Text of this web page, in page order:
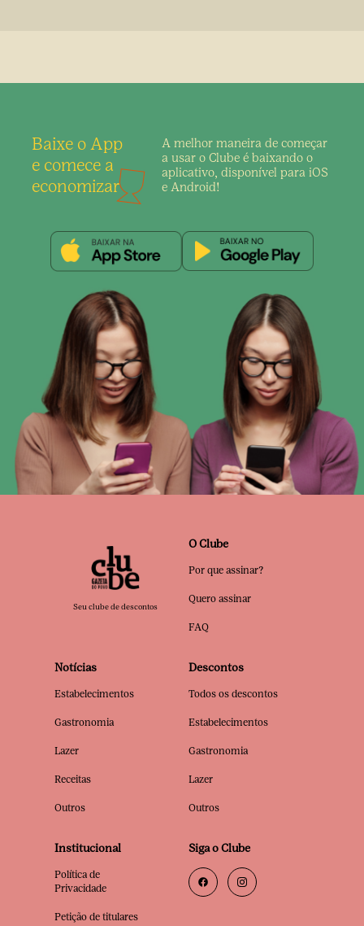
Baixe o App
e comece a
economizar
A melhor maneira de começar
a usar o Clube é baixando o
aplicativo, disponível para iOS
e Android!
Seu clube de descontos
O Clube
Por que assinar?
Quero assinar
FAQ
Notícias
Estabelecimentos
Gastronomia
Lazer
Receitas
Outros
Descontos
Todos os descontos
Estabelecimentos
Gastronomia
Lazer
Outros
Institucional
Política de
Privacidade
Petição de titulares
Siga o Clube